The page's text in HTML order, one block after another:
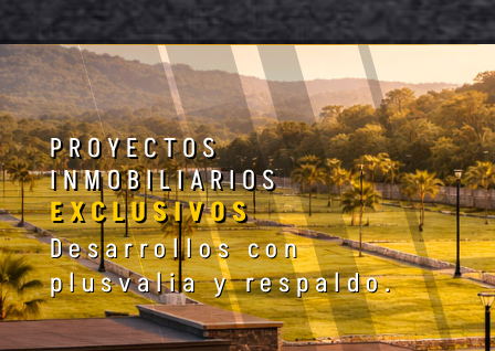
PROYECTOS
INMOBILIARIOS
EXCLUSIVOS
Desarrollos con
plusvalia y respaldo.